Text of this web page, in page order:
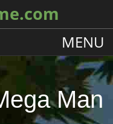
MENU
Man